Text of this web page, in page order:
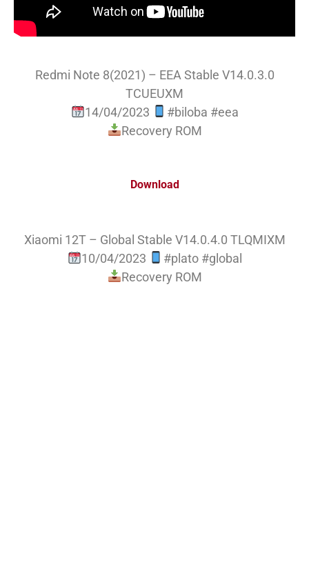
Redmi Note 8(2021) – EEA Stable V14.0.3.0
TCUEUXM
14/04/2023
#biloba #eea
Recovery ROM
Download
Xiaomi 12T – Global Stable V14.0.4.0 TLQMIXM
10/04/2023
#plato #global
Recovery ROM